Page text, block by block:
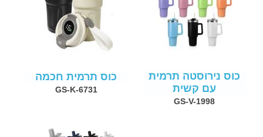
כוס נירוסטה תרמית
עם קשית
GS-V-1998
כוס תרמית חכמה
GS-K-6731